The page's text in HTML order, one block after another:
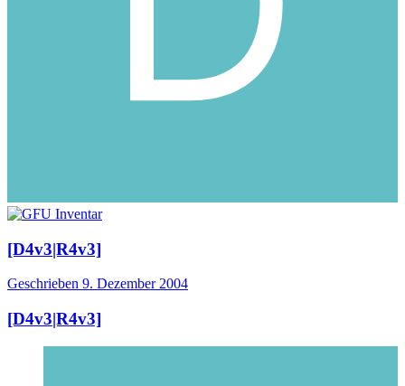
[D4v3|R4v3]
Geschrieben 9. Dezember 2004
[D4v3|R4v3]